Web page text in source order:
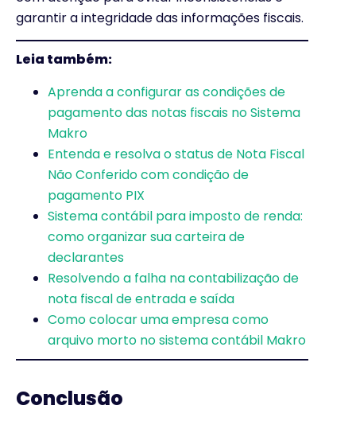
garantir a integridade das informações fiscais.
Leia também:
Aprenda a configurar as condições de
pagamento das notas fiscais no Sistema
Makro
Entenda e resolva o status de Nota Fiscal
Não Conferido com condição de
pagamento PIX
Sistema contábil para imposto de renda:
como organizar sua carteira de
declarantes
Resolvendo a falha na contabilização de
nota fiscal de entrada e saída
Como colocar uma empresa como
arquivo morto no sistema contábil Makro
Conclusão